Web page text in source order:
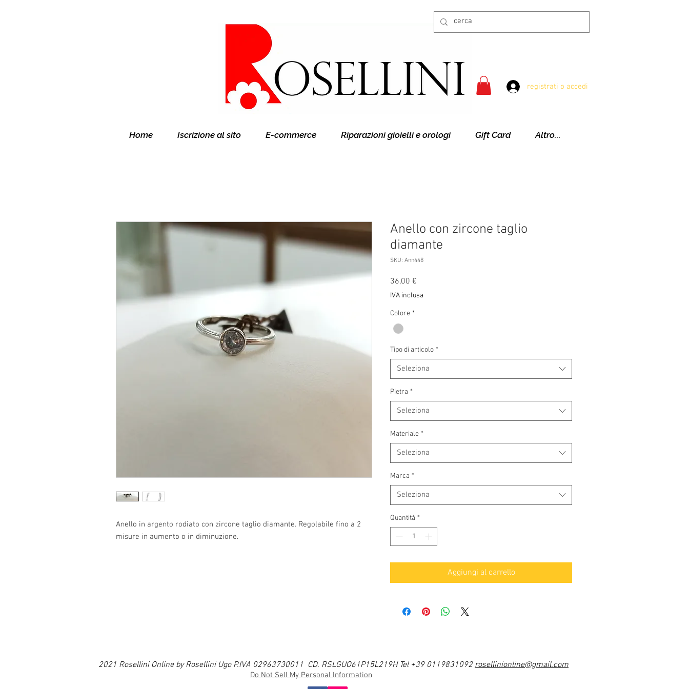
Gioielleria Rosellini
Rosellini online
registrati o accedi
Home Iscrizione al sito E-commerce Riparazioni gioielli e orologi Gift Card Altro...
Anello in argento rodiato con zircone taglio diamante. Regolabile fino a 2
misure in aumento o in diminuzione.
Anello con zircone taglio
diamante
SKU: Ann448
36,00 €
IVA inclusa
Colore *
Tipo di articolo *
Seleziona
Pietra *
Seleziona
Materiale *
Seleziona
Marca *
Seleziona
Quantità *
Aggiungi al carrello
2021 Rosellini Online by Rosellini Ugo P.IVA 02963730011 CD. RSLGUO61P15L219H Tel +39 0119831092rosellinionline@gmail.com
Do Not Sell My Personal Information